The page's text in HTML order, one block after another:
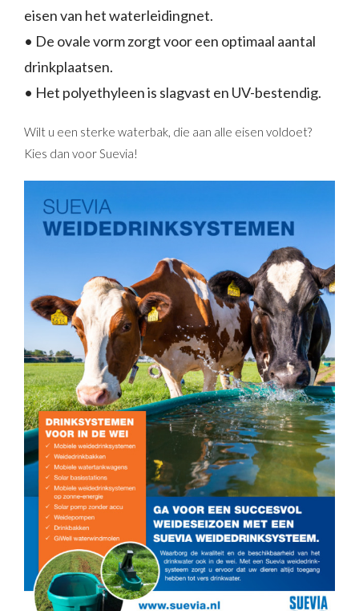
eisen van het waterleidingnet.
• De ovale vorm zorgt voor een optimaal aantal
drinkplaatsen.
• Het polyethyleen is slagvast en UV-bestendig.
Wilt u een sterke waterbak, die aan alle eisen voldoet?
Kies dan voor Suevia!